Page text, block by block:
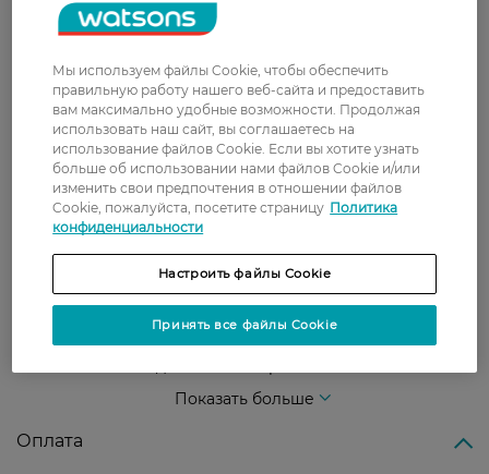
З 0 відгуків
Доставка
Новая почта
В отделение Новой почты - 99 грн, бесплатно
от 699 грн
Стоимость доставки – 79 грн, бесплатная
доставка от – 599 грн
Забрать сегодня в магазине Watsons
Показать больше
Оплата
Мы используем файлы Cookie, чтобы обеспечить
правильную работу нашего веб-сайта и предоставить
вам максимально удобные возможности. Продолжая
использовать наш сайт, вы соглашаетесь на
использование файлов Cookie. Если вы хотите узнать
больше об использовании нами файлов Cookie и/или
изменить свои предпочтения в отношении файлов
Cookie, пожалуйста, посетите страницу Политика
конфиденциальности
Настроить файлы Cookie
Принять все файлы Cookie